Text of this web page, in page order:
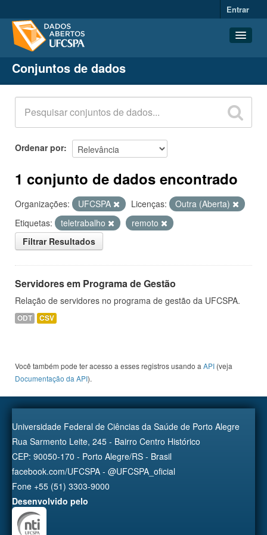
Entrar
Conjuntos de dados
Organizações
Grupos
Sobre
Conjuntos de dados
Ordenar por
1 conjunto de dados encontrado
Organizações: UFCSPA Licenças:
Outra (Aberta)
Etiquetas:
teletrabalho
remoto
Filtrar Resultados
Servidores em Programa de Gestão
Relação de servidores no programa de gestão da UFCSPA.
ODT CSV
Você também pode ter acesso a esses registros usando a API (veja
Documentação da API).
Universidade Federal de Ciências da Saúde de Porto Alegre
Rua Sarmento Leite, 245 - Bairro Centro Histórico
CEP: 90050-170 - Porto Alegre/RS - Brasil
facebook.com/UFCSPA - @UFCSPA_oficial
Fone +55 (51) 3303-9000
Desenvolvido pelo